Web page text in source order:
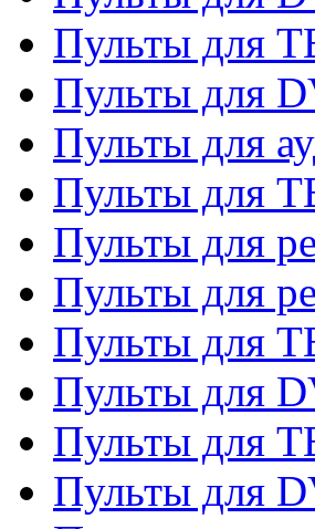
Пульты для
Пульты для
Пульты для
Пульты для
Пульты для
Пульты для
Пульты для
Пульты для
Пульты для
Пульты для